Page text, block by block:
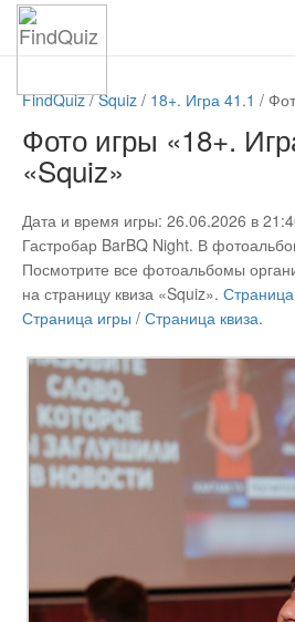
FindQuiz/Squiz / 18+. Игра 41.1 /
Фото игры «18+.
«Squiz»
Дата и время игры: 26.06.2026 в
Гастробар BarBQ Night. В
Посмотрите все фотоальбомы
на страницу квиза «Squiz».
Страница игры / Страница квиза.